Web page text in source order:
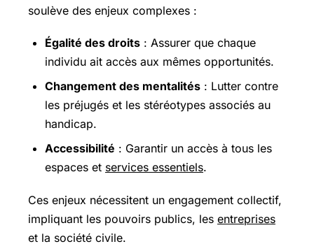
soulève des enjeux complexes :
Égalité des droits : Assurer que chaque
individu ait accès aux mêmes opportunités.
Changement des mentalités : Lutter contre
les préjugés et les stéréotypes associés au
handicap.
Accessibilité : Garantir un accès à tous les
espaces et services essentiels.
Ces enjeux nécessitent un engagement collectif,
impliquant les pouvoirs publics, les entreprises
et la société civile.